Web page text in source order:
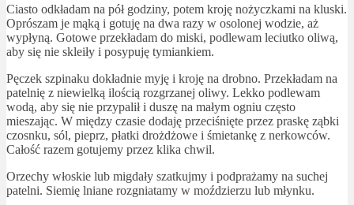
Ciasto odkładam na pół godziny, potem kroję nożyczkami na kluski.
Oprószam je mąką i gotuję na dwa razy w osolonej wodzie, aż
wypłyną. Gotowe przekładam do miski, podlewam leciutko oliwą,
aby się nie skleiły i posypuję tymiankiem.
Pęczek szpinaku dokładnie myję i kroję na drobno. Przekładam na
patelnię z niewielką ilością rozgrzanej oliwy. Lekko podlewam
wodą, aby się nie przypalił i duszę na małym ogniu często
mieszając. W między czasie dodaję przeciśnięte przez praskę ząbki
czosnku, sól, pieprz, płatki drożdżowe i śmietankę z nerkowców.
Całość razem gotujemy przez klika chwil.
Orzechy włoskie lub migdały szatkujmy i podprażamy na suchej
patelni. Siemię lniane rozgniatamy w moździerzu lub młynku.